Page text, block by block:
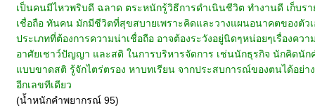
เป็นคนมีไหวพริบดี ฉลาด ตระหนักรู้วิธีการดำเนินชีวิต ทำงานดี เก็บร
เชื่อถือ ทันคน มักมีชีวิตที่สุขสบายเพราะคิดและวางแผนอนาคตของตัว
ประเภทที่ต้องการความน่าเชื่อถือ อาจต้องระวังอยู่นิดๆหน่อยๆเรื่องคว
อาศัยเชาว์ปัญญา และสติ ในการบริหารจัดการ เช่นนักธุรกิจ นักคิด
แบบขาดสติ รู้จักไตร่ตรอง หาบทเรียน จากประสบการณ์ของตนได้อย่า
อีกเลขทีเดียว
(น้ำหนักคำพยากรณ์ 95)